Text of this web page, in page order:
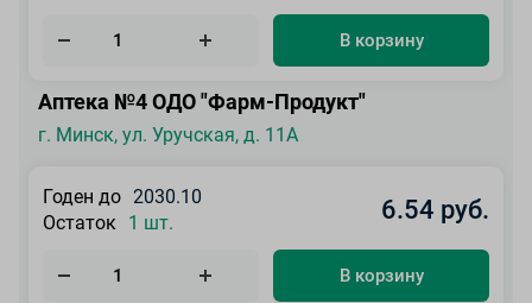
В корзину
Аптека №4 ОДО "Фарм-Продукт"
г. Минск, ул. Уручская, д. 11А
Годен до 2030.10
Остаток
1 шт. 6.54 руб.
В корзину